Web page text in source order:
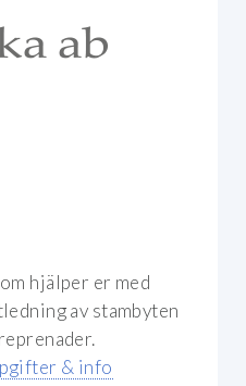
hjälper er med
av stambyten
& info